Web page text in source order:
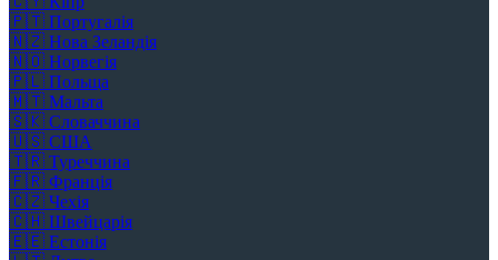
🇵🇹 Португалія
🇳🇿 Нова Зеландія
🇳🇴 Норвегія
🇵🇱 Польща
🇲🇹 Мальта
🇸🇰 Словаччина
🇺🇸 США
🇹🇷 Туреччина
🇫🇷 Франція
🇨🇿 Чехія
🇨🇭 Швейцарія
🇪🇪 Естонія